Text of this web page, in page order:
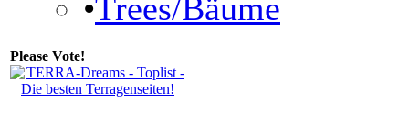
•Trees/Bäume
Please Vote!